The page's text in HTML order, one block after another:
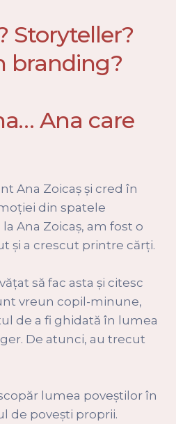
Storyteller?
branding?
Ana care
Ana Zoicaș și cred în
din spatele
Ana Zoicaș, am fost o
și a crescut printre cărți.
să fac asta și citesc
vreun copil-minune,
de a fi ghidată în lumea
De atunci, au trecut
lumea poveștilor în
de povești proprii.